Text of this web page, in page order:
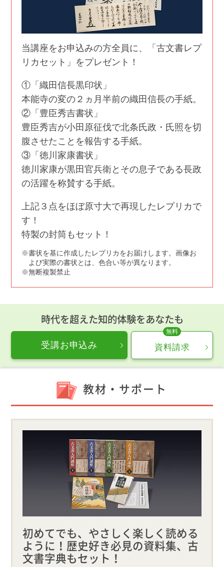
当講座をお申込みの方全員に、「古文書レプ
リカセット」をプレゼント！
①「織田信長黒印状」
本能寺の変の２ヵ月半前の織田信長の手紙。
②「豊臣秀吉書状」
豊臣秀吉が小田原征伐で北条氏政・氏照を切
腹させたことを報告する手紙。
③「徳川家康書状」
徳川家康が黒田官兵衛とその息子である長政
の活躍を称賛する手紙。
上記３点をほぼ原寸大で再現したレプリカで
す！
特製の封筒もセット！
書状を基に作成したレプリカをお届けします。画像お
よび実際の書状とは、色合い等が異なります。
無断複製禁止
時代を超えた知的体験をあなたも
受講お申込み 資料請求
教材・サポート
初めてでも、やさしく楽しく読める
ように！歴史好き必見の資料集、古
文書字典もセット！